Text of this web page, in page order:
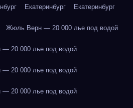
Екатеринбург Екатеринбург
Жюль Верн — 20 000 лье под водой
20 000 лье под водой
20 000 лье под водой
20 000 лье под водой